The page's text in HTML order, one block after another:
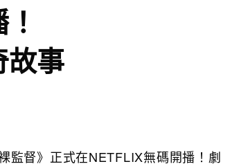
故事
監督》正式在NETFLIX無碼開播！劇